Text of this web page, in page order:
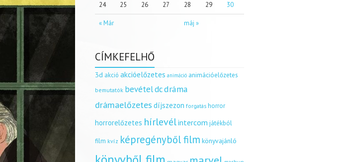
« Már máj »
24 25 26 27 28 29 30
CÍMKEFELHŐ
3d akció akcióelőzetes animáció animációelőzetes
bemutatók bevételdcdráma
drámaelőzetes díjszezon forgatás horror
horrorelőzetes hírlevélintercom játékból
film kvíz képregényből film könyvajánló